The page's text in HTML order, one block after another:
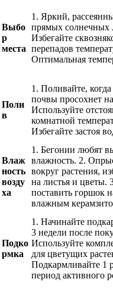
Выбо
р
места
1. Яркий,
прямых солнечных
Избегайте
перепадов
Оптимальная
Поли
в
1. Поливайте,
почвы просохнет
Используйте
комнатной
Избегайте застоя
Влаж
ность
возду
ха
1. Бегонии любят
влажность. 2.
вокруг растения,
на листья и
поставить горшок
влажным
Подко
рмка
1. Начинайте
3 недели после
Используйте
для цветущих
Подкармливайте 1
период активного